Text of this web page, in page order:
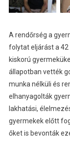
A rendőrség a
folytat eljárást a 42
kiskorú
állapotban vették
munka nélküli és
elhanyagolták
lakhatási,
gyermekek előtt
őket is bevonták